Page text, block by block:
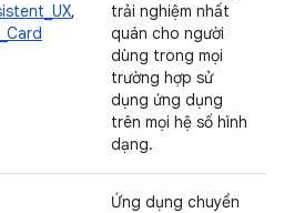
,
trải nghiệm nhất
quán cho người
dùng trong mọi
trường hợp sử
dụng ứng dụng
trên mọi hệ số hình
dạng.
Ứng dụng chuyển